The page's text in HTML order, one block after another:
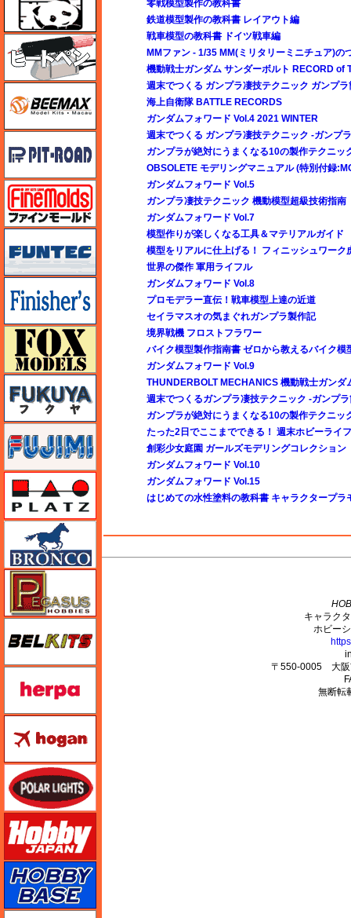
零戦模型製作の教科書
鉄道模型製作の教科書 レイアウト編
戦車模型の教科書 ドイツ戦車編
MMファン - 1/35 MM(ミリタリーミニチュア)の
機動戦士ガンダム サンダーボルト RECORD of
週末でつくる ガンプラ凄技テクニック ガンプ
海上自衛隊 BATTLE RECORDS
ガンダムフォワード Vol.4 2021 WINTER
週末でつくる ガンプラ凄技テクニック -ガンプ
ガンプラが絶対にうまくなる10の製作テクニッ
OBSOLETE モデリングマニュアル (特別付録
ガンダムフォワード Vol.5
ガンプラ凄技テクニック 機動模型超級技術指南
ガンダムフォワード Vol.7
模型作りが楽しくなる工具＆マテリアルガイド
模型をリアルに仕上げる！ フィニッシュワーク
世界の傑作 軍用ライフル
ガンダムフォワード Vol.8
プロモデラー直伝！戦車模型上達の近道
セイラマスオの気まぐれガンプラ製作記
境界戦機 フロストフラワー
バイク模型製作指南書 ゼロから教えるバイク模
ガンダムフォワード Vol.9
THUNDERBOLT MECHANICS 機動戦士ガン
週末でつくるガンプラ凄技テクニック -ガンプ
ガンプラが絶対にうまくなる10の製作テクニ
たった2日でここまでできる！ 週末ホビーライフ
創彩少女庭園 ガールズモデリングコレクション
ガンダムフォワード Vol.10
ガンダムフォワード Vol.15
はじめての水性塗料の教科書 キャラクタープラ
ヒートペン（十和田技研・ブレインファクトリー）
ピットロード
ファインモールド
funtec（ファンテック）
フィニッシャーズ
フォックスモデル（FOX MODELS）
M's PLUS
キャラク
ホビー
〒550-0005 大阪
無断転